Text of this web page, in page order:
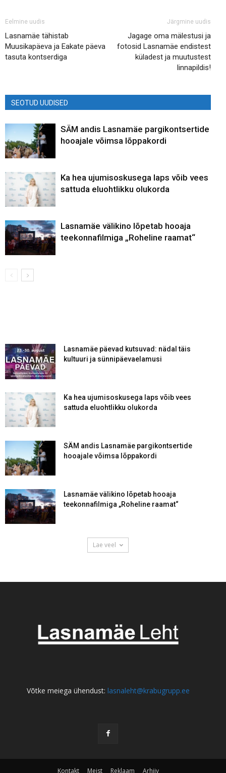
Eelmine uudis
Lasnamäe tähistab
Muusikapäeva ja Eakate päeva
tasuta kontserdiga
Järgmine uudis
Jagage oma mälestusi ja
fotosid Lasnamäe endistest
küladest ja muutustest
linnapildis!
SEOTUD UUDISED
SÄM andis Lasnamäe pargikontsertide
hooajale võimsa lõppakordi
Ka hea ujumisoskusega laps võib vees
sattuda eluohtlikku olukorda
Lasnamäe välikino lõpetab hooaja
teekonnafilmiga „Roheline raamat“
Lasnamäe päevad kutsuvad: nädal täis
kultuuri ja sünnipäevaelamusi
Ka hea ujumisoskusega laps võib vees
sattuda eluohtlikku olukorda
SÄM andis Lasnamäe pargikontsertide
hooajale võimsa lõppakordi
Lasnamäe välikino lõpetab hooaja
teekonnafilmiga „Roheline raamat“
Lae veel
Võtke meiega ühendust: lasnaleht@krabugrupp.ee
Kontakt Meist Reklaam Arhiiv